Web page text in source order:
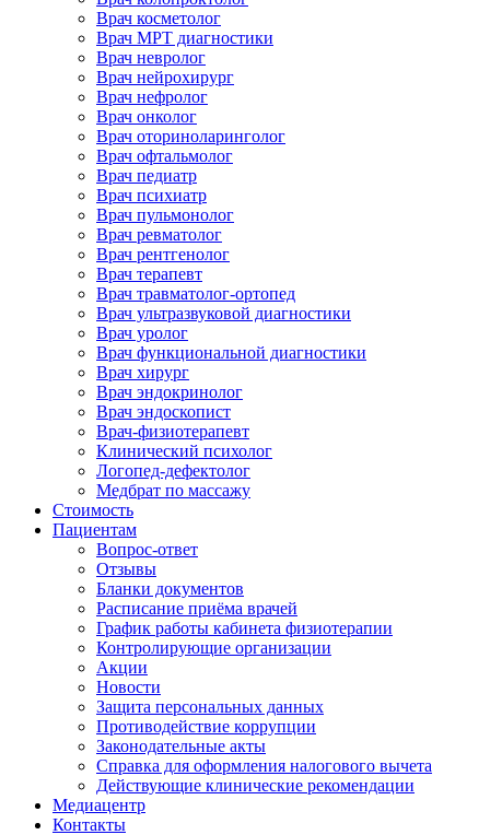
Врач косметолог
Врач МРТ диагностики
Врач невролог
Врач нейрохирург
Врач нефролог
Врач онколог
Врач оториноларинголог
Врач офтальмолог
Врач педиатр
Врач психиатр
Врач пульмонолог
Врач ревматолог
Врач рентгенолог
Врач терапевт
Врач травматолог-ортопед
Врач ультразвуковой диагностики
Врач уролог
Врач функциональной диагностики
Врач хирург
Врач эндокринолог
Врач эндоскопист
Врач-физиотерапевт
Клинический психолог
Логопед-дефектолог
Медбрат по массажу
Стоимость
Пациентам
Вопрос-ответ
Отзывы
Бланки документов
Расписание приёма врачей
График работы кабинета физиотерапии
Контролирующие организации
Акции
Новости
Защита персональных данных
Противодействие коррупции
Законодательные акты
Справка для оформления налогового вычета
Действующие клинические рекомендации
Медиацентр
Контакты